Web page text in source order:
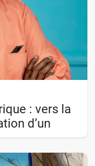
: vers la
d’un